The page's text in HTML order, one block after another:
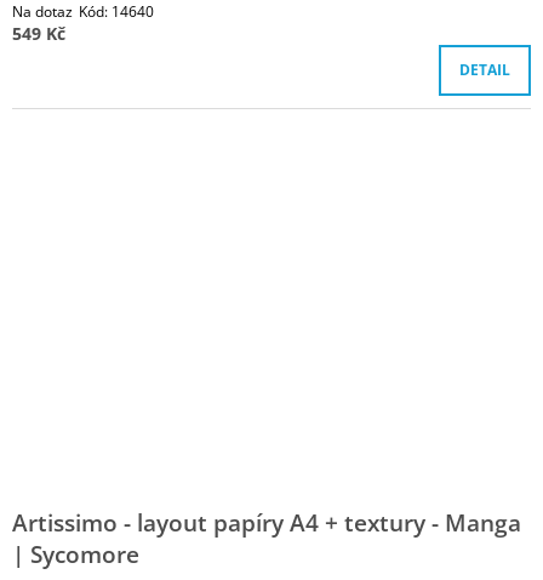
Na dotaz Kód: 14640
549 Kč
DETAIL
Artissimo - layout papíry A4 + textury - Manga
| Sycomore